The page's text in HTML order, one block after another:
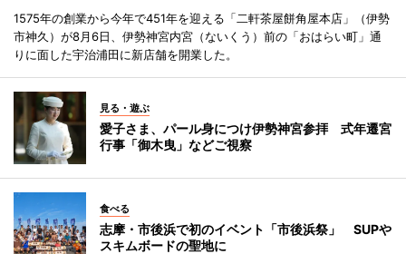
1575年の創業から今年で451年を迎える「二軒茶屋餅角屋本店」（伊勢
市神久）が8月6日、伊勢神宮内宮（ないくう）前の「おはらい町」通
りに面した宇治浦田に新店舗を開業した。
見る・遊ぶ
愛子さま、パール身につけ伊勢神宮参拝 式年遷宮
行事「御木曳」などご視察
食べる
志摩・市後浜で初のイベント「市後浜祭」 SUPや
スキムボードの聖地に